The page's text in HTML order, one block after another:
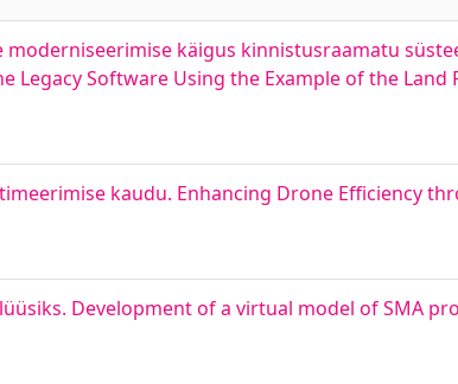
käigus kinnistusraamatu
Software Using the Example of the Land
kaudu. Enhancing Drone Efficiency
Development of a virtual model of SMA